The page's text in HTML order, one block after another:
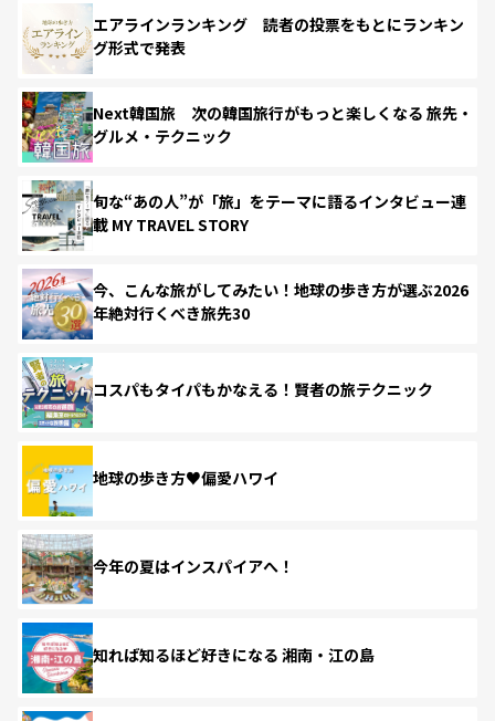
エアラインランキング 読者の投票をもとにランキン
グ形式で発表
Next韓国旅 次の韓国旅行がもっと楽しくなる 旅先・
グルメ・テクニック
旬な“あの人”が「旅」をテーマに語るインタビュー連
載 MY TRAVEL STORY
今、こんな旅がしてみたい！地球の歩き方が選ぶ2026
年絶対行くべき旅先30
コスパもタイパもかなえる！賢者の旅テクニック
地球の歩き方♥偏愛ハワイ
今年の夏はインスパイアへ！
知れば知るほど好きになる 湘南・江の島